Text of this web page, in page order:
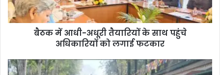
बैठक में आधी-अधूरी तैयारियों के साथ पहुंचे
अधिकारियों को लगाई फटकार